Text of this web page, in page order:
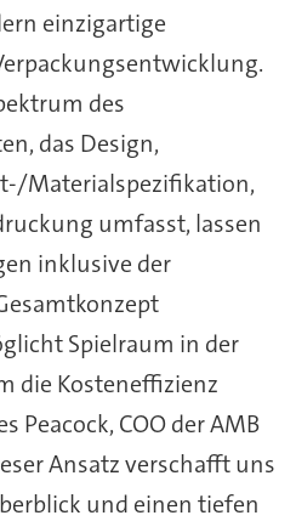
einzigartige
des
das Design,
Materialspezifikation,
umfasst, lassen
inklusive der
Spielraum in der
die Kosteneffizienz
Peacock, COO der AMB
Ansatz verschafft uns
und einen tiefen